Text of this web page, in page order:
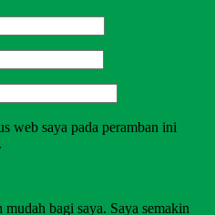
web saya pada peramban ini
bagi saya. Saya semakin